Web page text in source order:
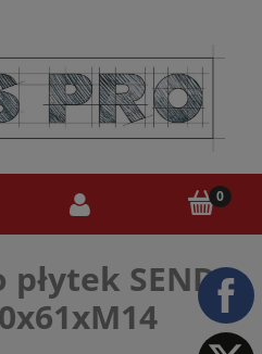
SENDI